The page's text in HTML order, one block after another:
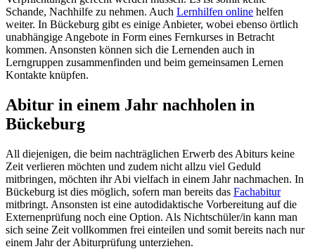
Schande, Nachhilfe zu nehmen. Auch Lernhilfen online helfen
weiter. In Bückeburg gibt es einige Anbieter, wobei ebenso örtlich
unabhängige Angebote in Form eines Fernkurses in Betracht
kommen. Ansonsten können sich die Lernenden auch in
Lerngruppen zusammenfinden und beim gemeinsamen Lernen
Kontakte knüpfen.
Abitur in einem Jahr nachholen in
Bückeburg
All diejenigen, die beim nachträglichen Erwerb des Abiturs keine
Zeit verlieren möchten und zudem nicht allzu viel Geduld
mitbringen, möchten ihr Abi vielfach in einem Jahr nachmachen. In
Bückeburg ist dies möglich, sofern man bereits das Fachabitur
mitbringt. Ansonsten ist eine autodidaktische Vorbereitung auf die
Externenprüfung noch eine Option. Als Nichtschüler/in kann man
sich seine Zeit vollkommen frei einteilen und somit bereits nach nur
einem Jahr der Abiturprüfung unterziehen.